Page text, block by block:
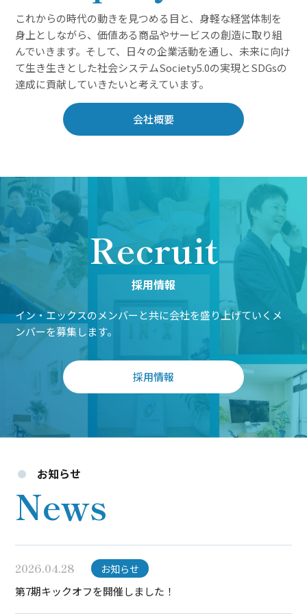
これからの時代の動きを見つめる目と、身軽な経営体制を
身上としながら、価値ある商品やサービスの創造に取り組
んでいきます。そして、日々の企業活動を通し、未来に向け
て生き生きとした社会システムSociety5.0の実現とSDGsの
達成に貢献していきたいと考えています。
会社概要
Recruit
採用情報
イン・エックスのメンバーと共に会社を盛り上げていくメ
ンバーを募集します。
採用情報
お知らせ
News
2026.04.28 お知らせ
第7期キックオフを開催しました！